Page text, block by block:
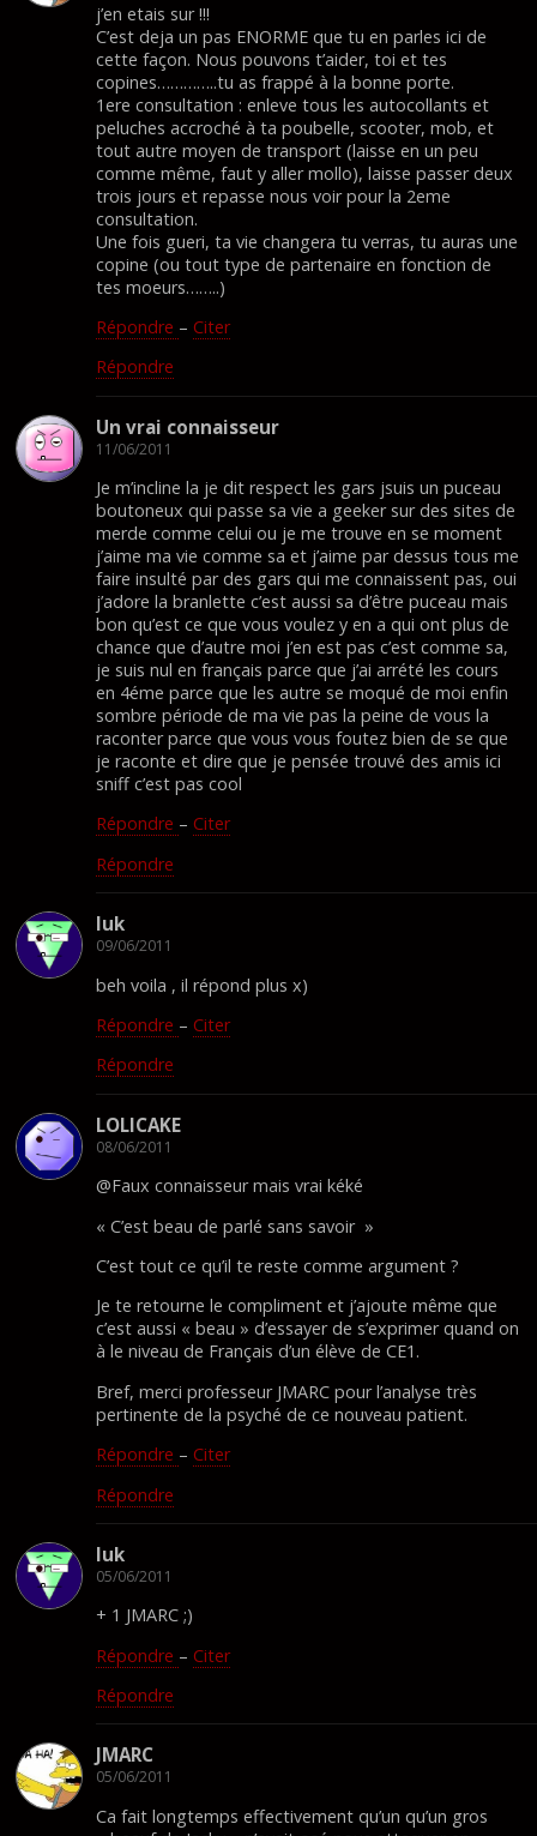
j’en etais sur !!!
C’est deja un pas ENORME que tu en parles ici de
cette façon. Nous pouvons t’aider, toi et tes
copines…………..tu as frappé à la bonne porte.
1ere consultation : enleve tous les autocollants et
peluches accroché à ta poubelle, scooter, mob, et
tout autre moyen de transport (laisse en un peu
comme même, faut y aller mollo), laisse passer deux
trois jours et repasse nous voir pour la 2eme
consultation.
Une fois gueri, ta vie changera tu verras, tu auras une
copine (ou tout type de partenaire en fonction de
tes moeurs……..)
Répondre – Citer
Répondre
Un vrai connaisseur
11/06/2011
Je m’incline la je dit respect les gars jsuis un puceau
boutoneux qui passe sa vie a geeker sur des sites de
merde comme celui ou je me trouve en se moment
j’aime ma vie comme sa et j’aime par dessus tous me
faire insulté par des gars qui me connaissent pas, oui
j’adore la branlette c’est aussi sa d’être puceau mais
bon qu’est ce que vous voulez y en a qui ont plus de
chance que d’autre moi j’en est pas c’est comme sa,
je suis nul en français parce que j’ai arrété les cours
en 4éme parce que les autre se moqué de moi enfin
sombre période de ma vie pas la peine de vous la
raconter parce que vous vous foutez bien de se que
je raconte et dire que je pensée trouvé des amis ici
sniff c’est pas cool
Répondre – Citer
Répondre
luk
09/06/2011
beh voila , il répond plus x)
Répondre – Citer
Répondre
LOLICAKE
08/06/2011
@Faux connaisseur mais vrai kéké
« C’est beau de parlé sans savoir »
C’est tout ce qu’il te reste comme argument ?
Je te retourne le compliment et j’ajoute même que
c’est aussi « beau » d’essayer de s’exprimer quand on
à le niveau de Français d’un élève de CE1.
Bref, merci professeur JMARC pour l’analyse très
pertinente de la psyché de ce nouveau patient.
Répondre – Citer
Répondre
luk
05/06/2011
+ 1 JMARC ;)
Répondre – Citer
Répondre
JMARC
05/06/2011
Ca fait longtemps effectivement qu’un qu’un gros